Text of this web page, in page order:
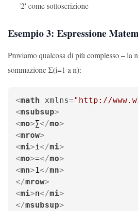
'2' come sottoscrizione
Esempio 3: Espressione
Proviamo qualcosa di più complesso – la
sommazione Σ(i=1 a n):
<math xmlns="http://
<msubsup>
<mo>∑</mo>
<mrow>
<mi>i</mi>
<mo>=</mo>
<mn>1</mn>
</mrow>
<mi>n</mi>
</msubsup>